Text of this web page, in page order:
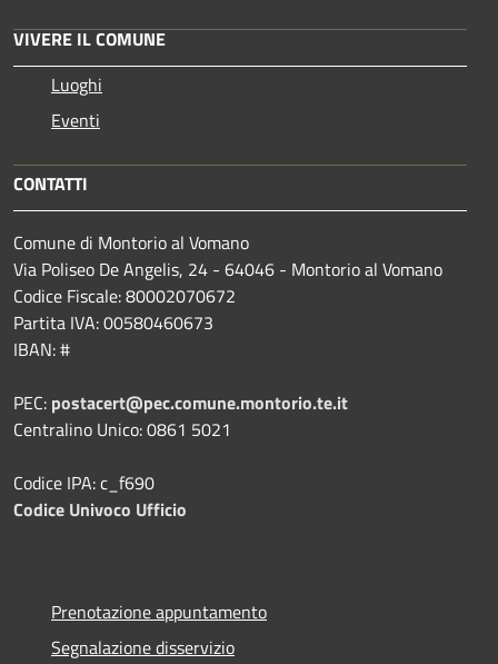
VIVERE IL COMUNE
Luoghi
Eventi
CONTATTI
Comune di Montorio al Vomano
Via Poliseo De Angelis, 24 - 64046 - Montorio al Vomano
Codice Fiscale: 80002070672
Partita IVA: 00580460673
IBAN: #
PEC: postacert@pec.comune.montorio.te.it
Centralino Unico: 0861 5021
Codice IPA: c_f690
Codice Univoco Ufficio
Prenotazione appuntamento
Segnalazione disservizio